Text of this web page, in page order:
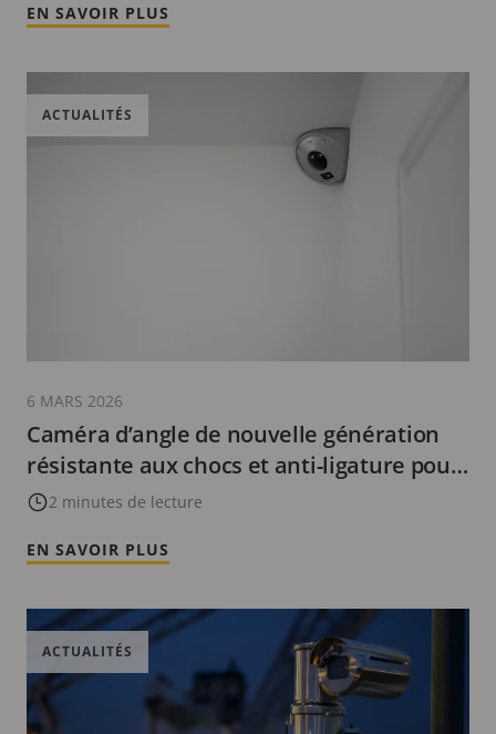
EN SAVOIR PLUS
Caméra d’angle de nouvelle génération
résistante aux chocs et anti-ligature pour
les installations de haute sécurité
2 minutes de lecture
ACTUALITÉS
6 MARS 2026
EN SAVOIR PLUS
ACTUALITÉS